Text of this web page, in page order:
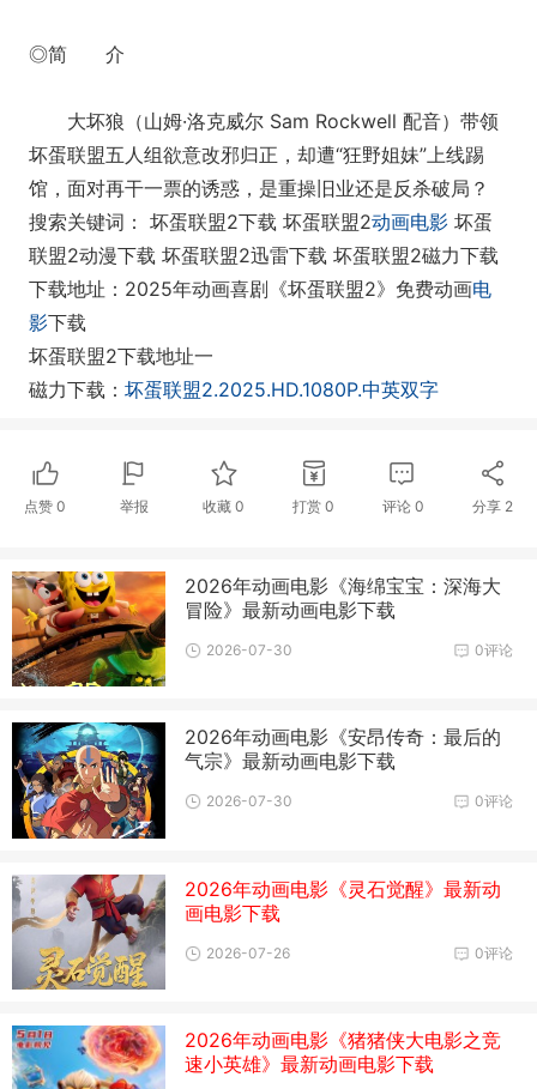
◎简 介
大坏狼（山姆·洛克威尔 Sam Rockwell 配音）带领
坏蛋联盟五人组欲意改邪归正，却遭“狂野姐妹”上线踢
馆，面对再干一票的诱惑，是重操旧业还是反杀破局？
搜索关键词： 坏蛋联盟2下载 坏蛋联盟2动画电影 坏蛋
联盟2动漫下载 坏蛋联盟2迅雷下载 坏蛋联盟2磁力下载
下载地址：2025年动画喜剧《坏蛋联盟2》免费动画电
影下载
坏蛋联盟2下载地址一
磁力下载： 坏蛋联盟2.2025.HD.1080P.中英双字
点赞 0 举报 收藏0 打赏 0 评论 0 分享 2
2026年动画电影《海绵宝宝：深海大
冒险》最新动画电影下载
0评论
2026-07-30
2026年动画电影《安昂传奇：最后的
气宗》最新动画电影下载
0评论
2026-07-30
2026年动画电影《灵石觉醒》最新动
画电影下载
0评论
2026-07-26
2026年动画电影《猪猪侠大电影之竞
速小英雄》最新动画电影下载